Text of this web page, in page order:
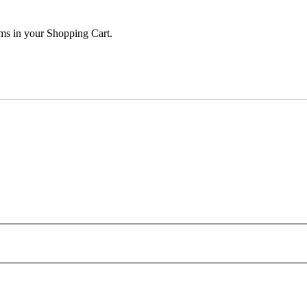
in your Shopping Cart.